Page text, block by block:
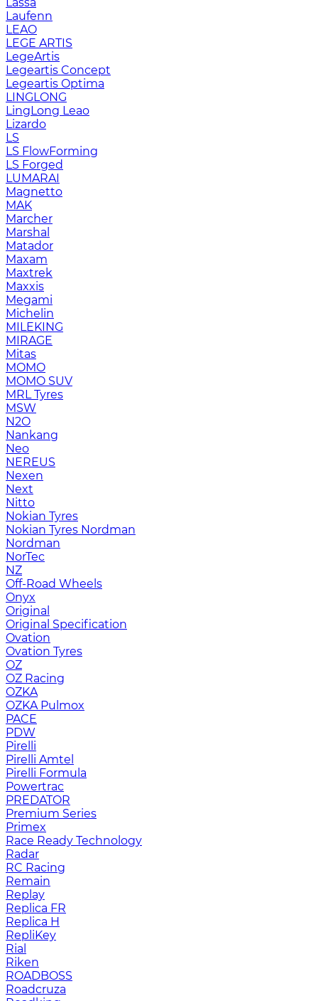
Laufenn
LEAO
LEGE ARTIS
LegeArtis
Legeartis Concept
Legeartis Optima
LINGLONG
LingLong Leao
Lizardo
LS
LS FlowForming
LS Forged
LUMARAI
Magnetto
MAK
Marcher
Marshal
Matador
Maxam
Maxtrek
Maxxis
Megami
Michelin
MILEKING
MIRAGE
Mitas
MOMO
MOMO SUV
MRL Tyres
MSW
N2O
Nankang
Neo
NEREUS
Nexen
Next
Nitto
Nokian Tyres
Nokian Tyres Nordman
Nordman
NorTec
NZ
Off-Road Wheels
Onyx
Original
Original Specification
Ovation
Ovation Tyres
OZ
OZ Racing
OZKA
OZKA Pulmox
PACE
PDW
Pirelli
Pirelli Amtel
Pirelli Formula
Powertrac
PREDATOR
Premium Series
Primex
Race Ready Technology
Radar
RC Racing
Remain
Replay
Replica FR
Replica H
RepliKey
Rial
Riken
ROADBOSS
Roadcruza